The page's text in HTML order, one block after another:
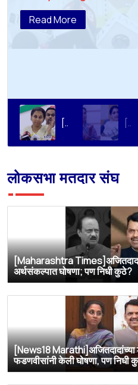
Read More
[Aapla Mahanagar]FCRA ला आमचा विरोध, विधेयक JPC कडे पाठवावे; सुप्रिया सुळेंची सरकारकडे मागणी [NavaRashtra]काँग्रेसच्या ‘गुंगी गुडिया’ टीकेवर सुप्रिया सुळेंची पहिली प्रतिक्रिया,
लोकसभा मतदार संघ
[Maharashtra
अर्थसंकल्पात घोषणा; पण निधी कुठे?
[News18 Marathi]अजितदादांच्या
फडणवीसांनी केली घोषणा, पण निधी